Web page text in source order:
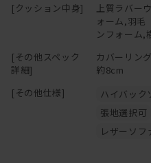
落ち着きと高級感をプラスした
替カバーの販売もございます。
せください。
ーーーーーーーーーーーーーー
「 心地よい緊張感漂うミニマル
[クッション中身]
上質ラバー
ォーム,羽毛
ンフォーム,
[その他スペック
詳細]
カバーリン
約8cm
[その他仕様]
ハイバック
張地選択可
レザーソフ